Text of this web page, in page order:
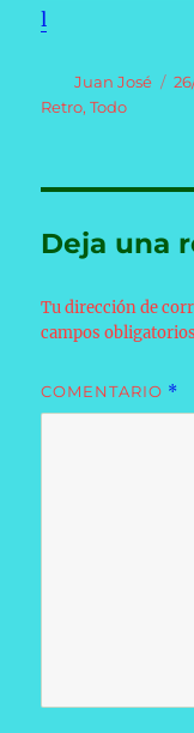
l
Autor
Juan José
Retro,Todo
Deja una
Tu dirección de
campos
COMENTARIO *